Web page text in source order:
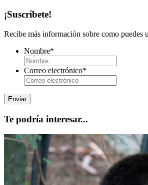
¡Suscríbete!
Recibe más información sobre como puedes
Nombre*
Correo electrónico*
Te podría interesar...